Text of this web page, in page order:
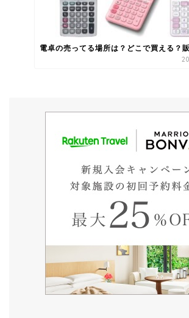
電卓の売ってる場所は？どこで買える？